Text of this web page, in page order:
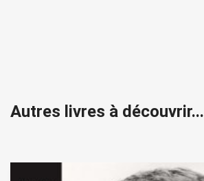
Autres livres à découvrir...